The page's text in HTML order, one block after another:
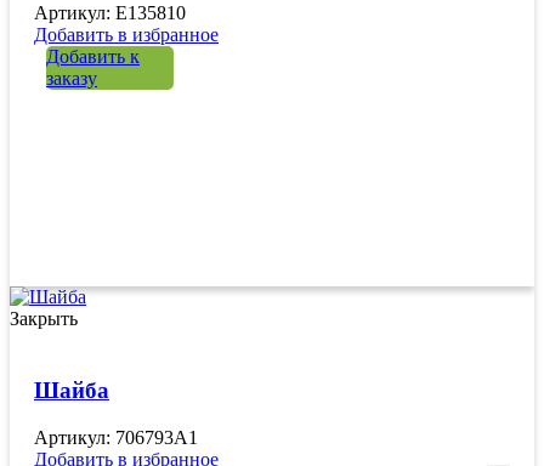
Артикул: E135810
Добавить в избранное
Добавить к
заказу
Закрыть
Шайба
Артикул: 706793A1
Добавить в избранное